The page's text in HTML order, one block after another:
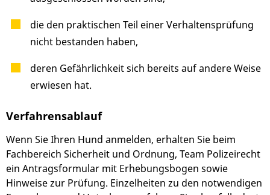
die den praktischen Teil einer Verhaltensprüfung
nicht bestanden haben,
deren Gefährlichkeit sich bereits auf andere Weise
erwiesen hat.
Verfahrensablauf
Wenn Sie Ihren Hund anmelden, erhalten Sie beim
Fachbereich Sicherheit und Ordnung, Team Polizeirecht
ein Antragsformular mit Erhebungsbogen sowie
Hinweise zur Prüfung. Einzelheiten zu den notwendigen